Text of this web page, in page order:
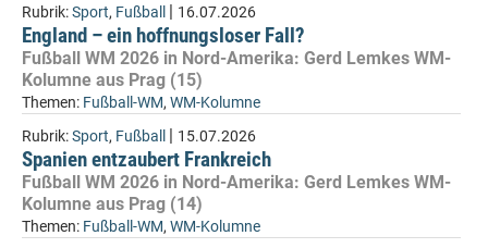
Rubrik:Sport, Fußball | 16.07.2026
England – ein hoffnungsloser Fall?
Fußball WM 2026 in Nord-Amerika: Gerd Lemkes WM-
Kolumne aus Prag (15)
Themen: Fußball-WM, WM-Kolumne
Rubrik:Sport, Fußball | 15.07.2026
Spanien entzaubert Frankreich
Fußball WM 2026 in Nord-Amerika: Gerd Lemkes WM-
Kolumne aus Prag (14)
Themen: Fußball-WM, WM-Kolumne